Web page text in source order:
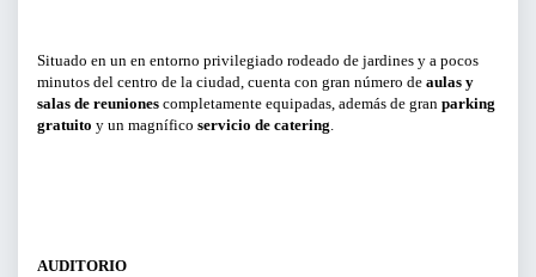
PARA PROFESIONALES
PARA PYMES
CICLOS Y PROGRAMAS
Situado en un en entorno privilegiado rodeado de jardines y a pocos
minutos del centro de la ciudad, cuenta con gran número de aulas y
salas de reuniones completamente equipadas, además de gran parking
gratuito y un magnífico servicio de catering.
AUDITORIO